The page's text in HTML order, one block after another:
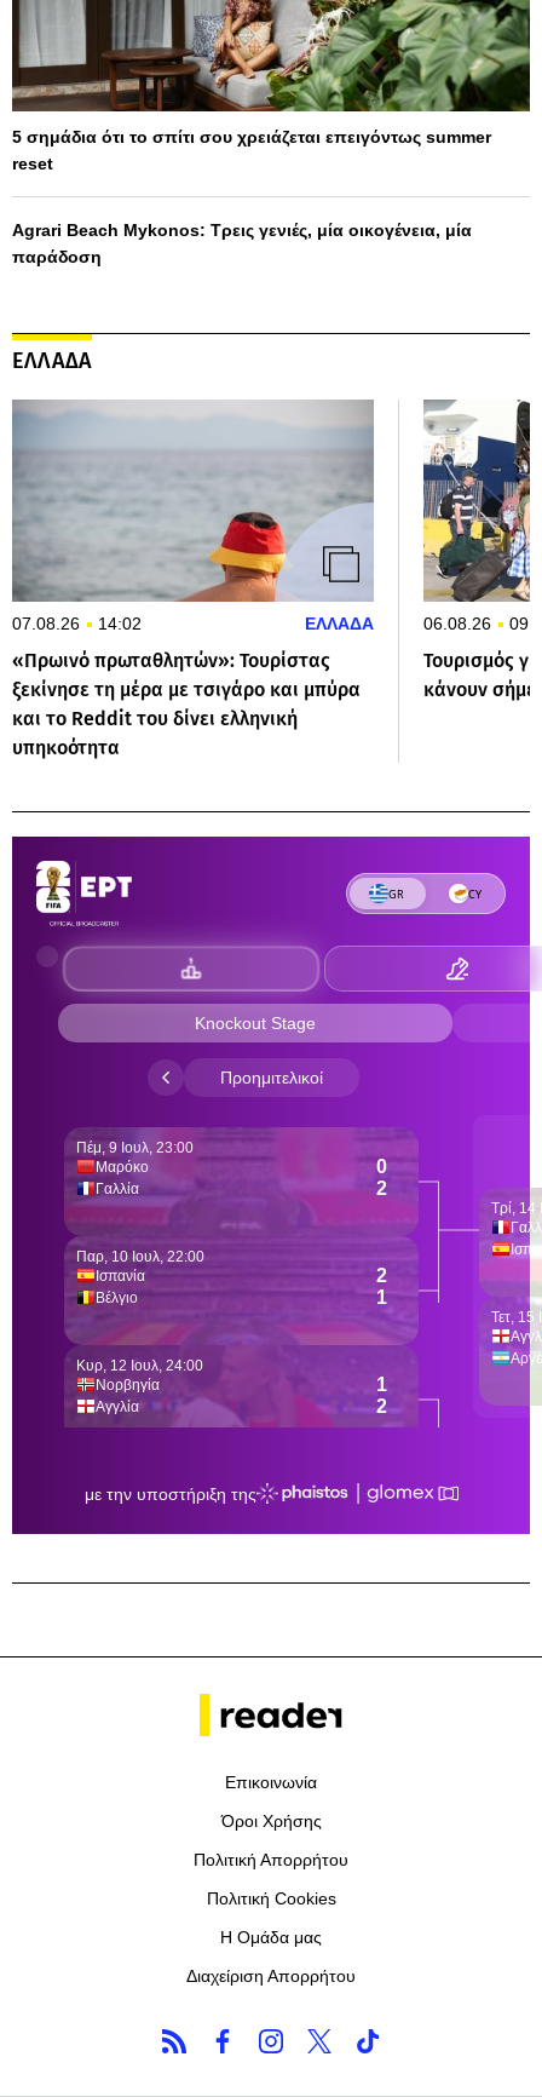
5 σημάδια ότι το σπίτι σου χρειάζεται επειγόντως summer
reset
Agrari Beach Mykonos: Τρεις γενιές, μία οικογένεια, μία
παράδοση
ΕΛΛΑΔΑ
07.08.26 14:02 ΕΛΛΑΔΑ
«Πρωινό πρωταθλητών»: Τουρίστας
ξεκίνησε τη μέρα με τσιγάρο και μπύρα
και το Reddit του δίνει ελληνική
υπηκοότητα
06.08.26
Τουρισμός
κάνουν
Επικοινωνία
Όροι Χρήσης
Πολιτική Απορρήτου
Πολιτική Cookies
Η Ομάδα μας
Διαχείριση Απορρήτου